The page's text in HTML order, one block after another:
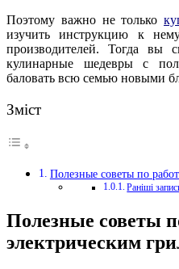
Поэтому важно не только
изучить инструкцию к
производителей. Тогда вы
кулинарные шедевры с
баловать всю семью новыми
Зміст
Полезные советы по
Раніші
Полезные советы
электрическим